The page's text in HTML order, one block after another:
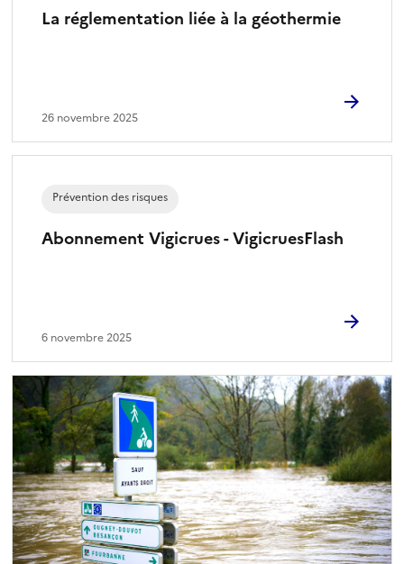
La réglementation liée à la géothermie
26 novembre 2025
Abonnement Vigicrues - VigicruesFlash
Prévention des risques
6 novembre 2025